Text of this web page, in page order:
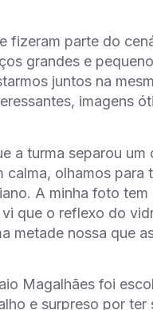
fizeram parte do
grandes e
juntos na
imagens
a turma separou
calma, olhamos
A minha foto tem
que o reflexo do
metade nossa que
Magalhães foi
e surpreso por